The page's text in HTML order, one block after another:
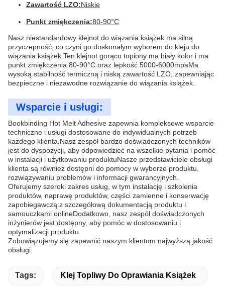
Zawartość LZO:Niskie
Punkt zmiękczenia:80-90°C
Nasz niestandardowy klejnot do wiązania książek ma silną
przyczepność, co czyni go doskonałym wyborem do kleju do
wiązania książek.Ten klejnot gorąco topiony ma biały kolor i ma
punkt zmiękczenia 80-90°C oraz lepkość 5000-6000mpaMa
wysoką stabilność termiczną i niską zawartość LZO, zapewniając
bezpieczne i niezawodne rozwiązanie do wiązania książek.
Wsparcie i usługi:
Bookbinding Hot Melt Adhesive zapewnia kompleksowe wsparcie
techniczne i usługi dostosowane do indywidualnych potrzeb
każdego klienta.Nasz zespół bardzo doświadczonych techników
jest do dyspozycji, aby odpowiedzieć na wszelkie pytania i pomóc
w instalacji i użytkowaniu produktuNasze przedstawiciele obsługi
klienta są również dostępni do pomocy w wyborze produktu,
rozwiązywaniu problemów i informacji gwarancyjnych.
Oferujemy szeroki zakres usług, w tym instalację i szkolenia
produktów, naprawę produktów, części zamienne i konserwację
zapobiegawczą.z szczegółową dokumentacją produktu i
samouczkami onlineDodatkowo, nasz zespół doświadczonych
inżynierów jest dostępny, aby pomóc w dostosowaniu i
optymalizacji produktu.
Zobowiązujemy się zapewnić naszym klientom najwyższą jakość
obsługi.
Tags: Klej Topliwy Do Oprawiania Książek